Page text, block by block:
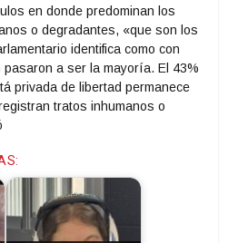
en donde predominan los
o degradantes, «que son los
identifica como con
pasaron a ser la mayoría. El 43%
privada de libertad permanece
tratos inhumanos o